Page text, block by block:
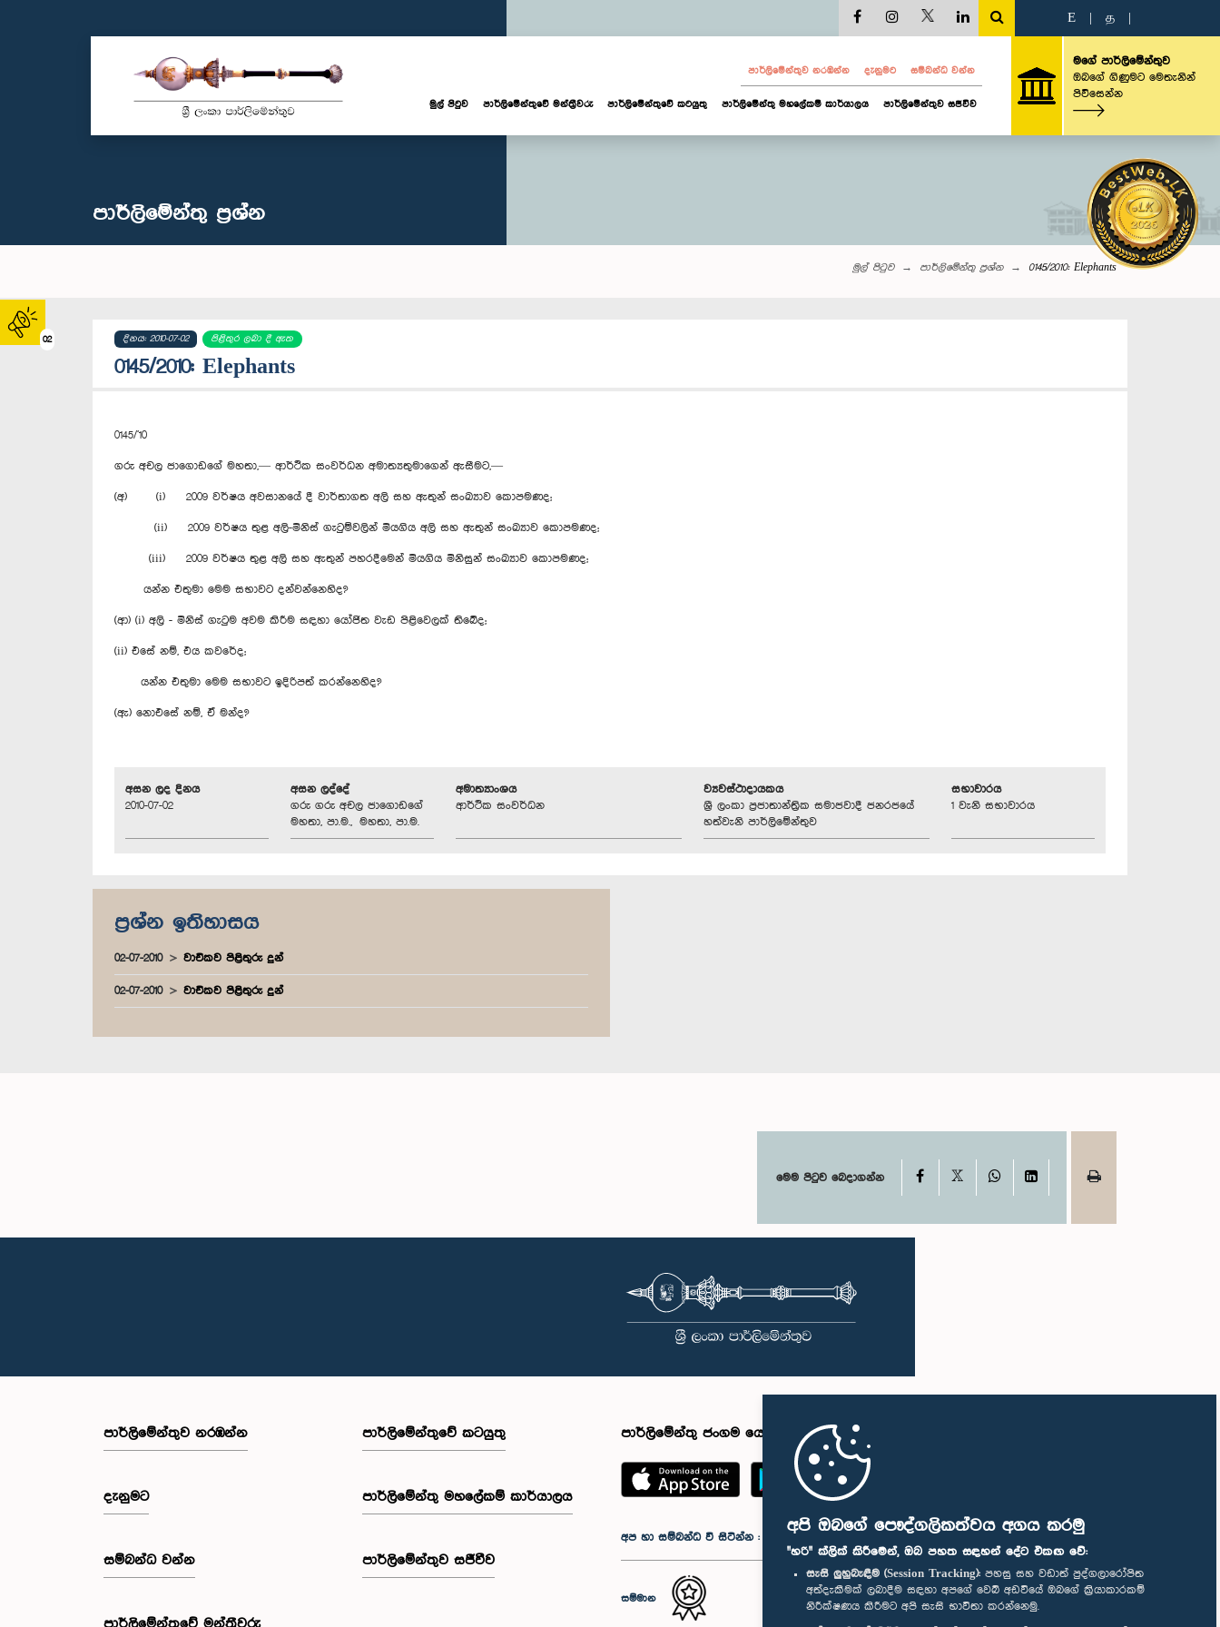
අපි ඔබගේ පෞද්ගලිකත්වය අගය කරමු
"හරි" ක්ලික් කිරීමෙන්, ඔබ පහත සඳහන් දේට එකඟ වේ:
සැසි ලුහුබැඳීම (Session Tracking): පහසු සහ වඩාත් පුද්ගලාරෝපිත
අත්දැකීමක් ලබාදීම සඳහා අපගේ වෙබ් අඩවියේ ඔබගේ ක්‍රියාකාරකම්
නිරීක්ෂණය කිරීමට අපි සැසි භාවිතා කරන්නෙමු.
02
E த
පාර්ලි‌මේන්තුව නරඹන්න දැනුමට සම්බන්ධ වන්න
මුල් පිටුව පාර්ලි‌මේන්තුවේ මන්ත්‍රීවරු පාර්ලිමේන්තුවේ කටයුතු පාර්ලිමේන්තු මහලේකම් කාර්යාලය පාර්ලිමේන්තුව සජීවීව
මගේ පාර්ලිමේන්තුව
ඔබගේ ගිණුමට මෙතැනින්
පිවිසෙන්න
පාර්ලි‌මේන්තු‌ ප්‍රශ්න
මුල් පිටුව පාර්ලි‌මේන්තු‌ ප්‍රශ්න 0145/2010: Elephants
දිනය: 2010-07-02 පිළිතුර ලබා දී ඇත
0145/2010: Elephants
0145/'10
ගරු අචල ජාගොඩගේ මහතා,— ආර්ථික සංවර්ධන අමාත්‍යතුමාගෙන් ඇසීමට,—
(අ) (i) 2009 වර්ෂය අවසානයේ දී වාර්තාගත අලි සහ ඇතුන් සංඛ්‍යාව කොපමණද;
(ii) 2009 වර්ෂය තුළ අලි-මිනිස් ගැටුම්වලින් මියගිය අලි සහ ඇතුන් සංඛ්‍යාව කොපමණද;
(iii) 2009 වර්ෂය තුළ අලි සහ ඇතුන් පහරදීමෙන් මියගිය මිනිසුන් සංඛ්‍යාව කොපමණද;
යන්න එතුමා මෙම සභාවට දන්වන්නෙහිද?
(ආ) (i) අලි - මිනිස් ගැටුම අවම කිරීම සඳහා යෝජිත වැඩ පිළිවෙලක් තිබේද;
(ii) එසේ නම්, එය කවරේද;
යන්න එතුමා ‍මෙම සභාවට ඉදිරිපත් කරන්නෙහිද?
(ඇ) නොඑසේ නම්, ඒ මන්ද?
අසන ලද දිනය
2010-07-02
අසන ලද්දේ
ගරු ගරු අචල ජාගොඩගේ
මහතා, පා.ම., මහතා, පා.ම.
අමාත්‍යාංශය
ආර්ථික සංවර්ධන
ව්‍යවස්ථාදායකය
ශ්‍රී ලංකා ප්‍රජාතාන්ත්‍රික සමාජවාදී ජනරජයේ
හත්වැනි පාර්ලිමේන්තුව
සභාවාරය
1 වැනි සභාවාරය
ප්‍රශ්න ඉතිහාසය
02-07-2010 වාචිකව පිළිතුරු දුන්
02-07-2010 වාචිකව පිළිතුරු දුන්
මෙම පිටුව බෙදාගන්න Facebook WhatsAppLinkedIn
පාර්ලි‌මේන්තුව නරඹන්න
දැනුමට
සම්බන්ධ වන්න
පාර්ලිමේන්තුවේ කටයුතු
පාර්ලිමේන්තු මහලේකම් කාර්යාලය
පාර්ලිමේන්තුව සජීවීව
පාර්ලිමේන්තු ජංගම යෙදුම
අප හා සම්බන්ධ වී සිටින්න :
සම්මාන